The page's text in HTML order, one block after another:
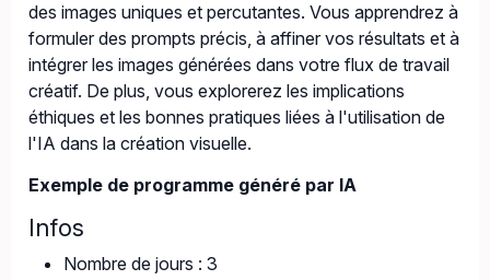
des images uniques et percutantes. Vous apprendrez à
formuler des prompts précis, à affiner vos résultats et à
intégrer les images générées dans votre flux de travail
créatif. De plus, vous explorerez les implications
éthiques et les bonnes pratiques liées à l'utilisation de
l'IA dans la création visuelle.
Exemple de programme généré par IA
Infos
Nombre de jours : 3